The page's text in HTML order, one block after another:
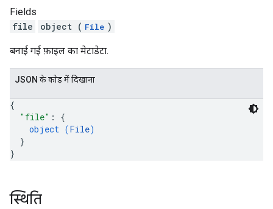
Fields
file
object ( File )
बनाई गई फ़ाइल का मेटाडेटा.
JSON के काेड में दिखाना
{
"file" : {
object (File)
}
}
स्थिति